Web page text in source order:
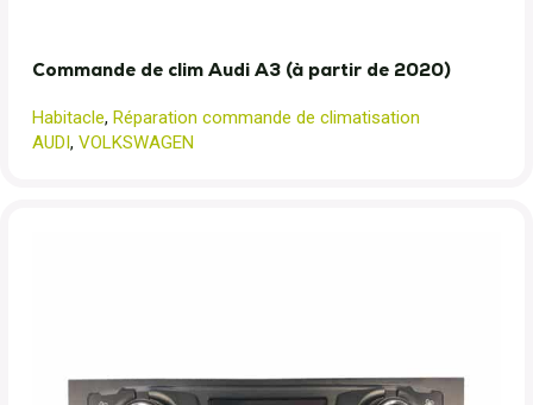
Commande de clim Audi A3 (à partir de 2020)
Habitacle, Réparation commande de climatisation
AUDI, VOLKSWAGEN